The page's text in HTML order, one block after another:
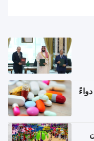
وزارة الصحة تصدر إرشادات حول 140 دواءً